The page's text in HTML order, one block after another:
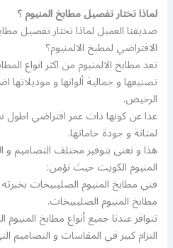
لماذا تختار تفصيل مطابخ المنيوم ؟
صديقنا العميل لماذا تختار تفصيل
الافتراضي لمطبخ الالمنيوم؟
تعد مطابخ الالمنيوم من اكثر انواع
تصنيعها و جمالية ألوانها و
الرخيص.
عدا عن كونها ذات عمر افتراضي اطول
لمتانة و جودة خاماتها.
هذا و نعنى بتوفير مختلف التصاميم و
المنيوم الكويت حيث نؤمن:
فني مطابخ المنيوم الصليبيخات
مطابخ المنيوم الصليبيخات.
تتوافر عندنا جميع أنواع مطابخ المنيوم
التزام كبير في المقاسات و التصاميم